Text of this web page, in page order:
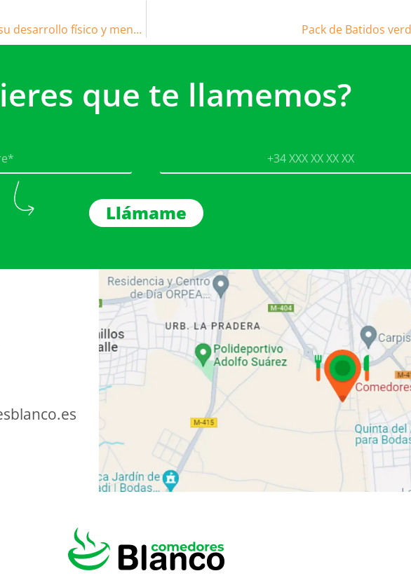
La nutrición balanceada en los niños para su desarrollo físico y mental Pack de Batidos
que te llamemos?
Llámame